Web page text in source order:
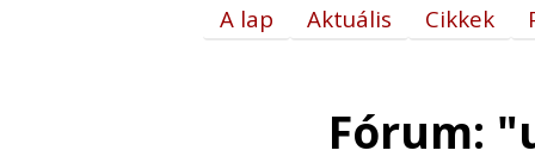
A lap Aktuális Cikkek
Fórum: